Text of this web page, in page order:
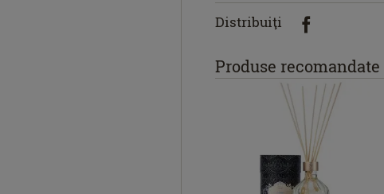
Distribuiţi
Produse recomandate